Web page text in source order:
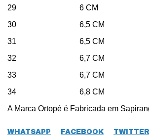
29 6 CM
30 6,5
31 6,5
32 6,7 CM
33 6,7 CM
34 6,8 CM
A Marca Ortopé é Fabricada em
WHATSAPP FACEBOOK TWITTER